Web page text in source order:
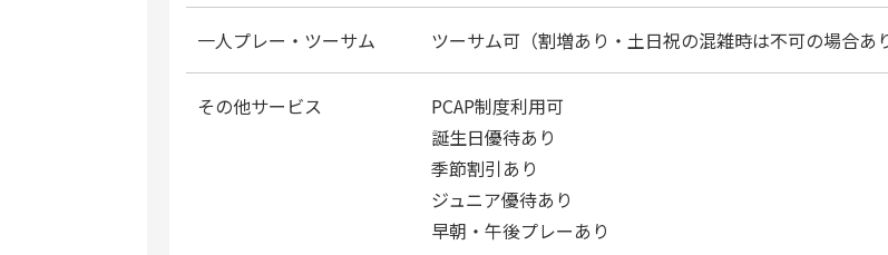
一人プレー・ツーサム ツーサム可（割増あり・土日祝の混雑時は不可の場合あり
その他サービス
PCAP制度利用可
誕生日優待あり
季節割引あり
ジュニア優待あり
早朝・午後プレーあり